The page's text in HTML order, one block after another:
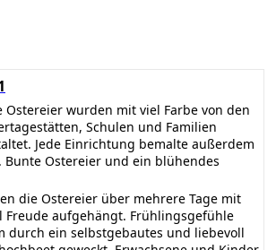
Ostereier wurden mit viel Farbe von den
Schulen und Familien
Jede Einrichtung bemalte außerdem
Bunte Ostereier und ein blühendes
die Ostereier über mehrere Tage mit
Freude aufgehängt. Frühlingsgefühle
durch ein selbstgebautes und liebevoll